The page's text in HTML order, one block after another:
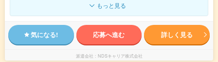
もっと見る
気になる! 応募へ進む 詳しく見る
派遣会社 NDSキャリア株式会社